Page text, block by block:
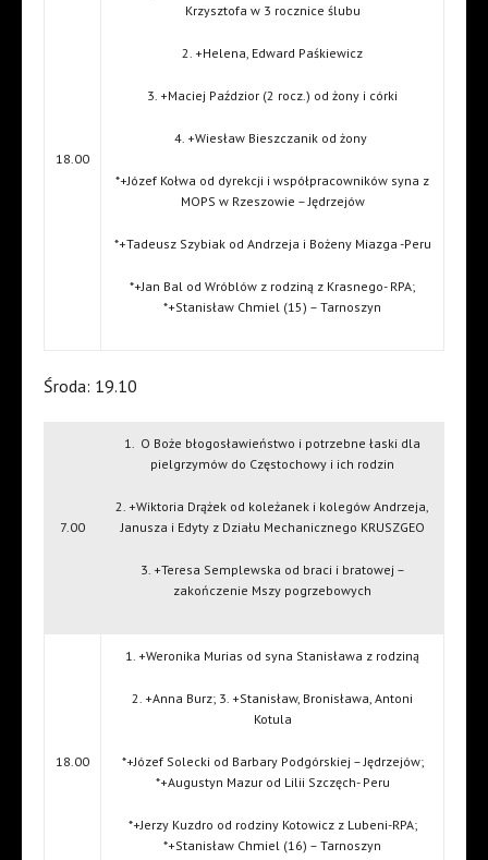
18.00
Krzysztofa w 3 rocznice ślubu
2. +Helena, Edward Paśkiewicz
3. +Maciej Paździor (2 rocz.) od żony i córki
4. +Wiesław Bieszczanik od żony
*+Józef Kołwa od dyrekcji i współpracowników syna z
MOPS w Rzeszowie – Jędrzejów
*+Tadeusz Szybiak od Andrzeja i Bożeny Miazga -Peru
*+Jan Bal od Wróblów z rodziną z Krasnego- RPA;
*+Stanisław Chmiel (15) – Tarnoszyn
Środa: 19.10
7.00
1. O Boże błogosławieństwo i potrzebne łaski dla
pielgrzymów do Częstochowy i ich rodzin
2. +Wiktoria Drążek od koleżanek i kolegów Andrzeja,
Janusza i Edyty z Działu Mechanicznego KRUSZGEO
3. +Teresa Semplewska od braci i bratowej –
zakończenie Mszy pogrzebowych
18.00
1. +Weronika Murias od syna Stanisława z rodziną
2. +Anna Burz; 3. +Stanisław, Bronisława, Antoni
Kotula
*+Józef Solecki od Barbary Podgórskiej – Jędrzejów;
*+Augustyn Mazur od Lilii Szczęch- Peru
*+Jerzy Kuzdro od rodziny Kotowicz z Lubeni-RPA;
*+Stanisław Chmiel (16) – Tarnoszyn